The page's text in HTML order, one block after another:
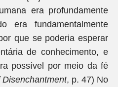
era profundamente
era fundamentalmente
que se poderia esperar
de conhecimento, e
possível por meio da fé
Disenchantment, p. 47) No